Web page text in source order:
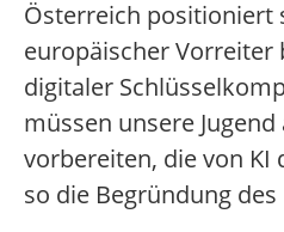
Österreich positioniert
europäischer Vorreiter
digitaler
müssen unsere
vorbereiten, die von KI
so die Begründung